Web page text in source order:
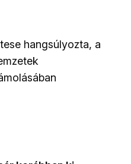
hangsúlyozta, a